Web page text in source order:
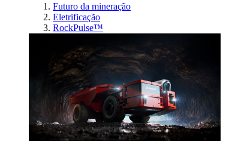
Futuro da mineração
Eletrificação
RockPulse™